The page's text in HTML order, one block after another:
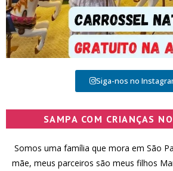
Siga-nos no
SAMPA COM CRIANÇAS
Somos uma família que mora em São
mãe, meus parceiros são meus filhos